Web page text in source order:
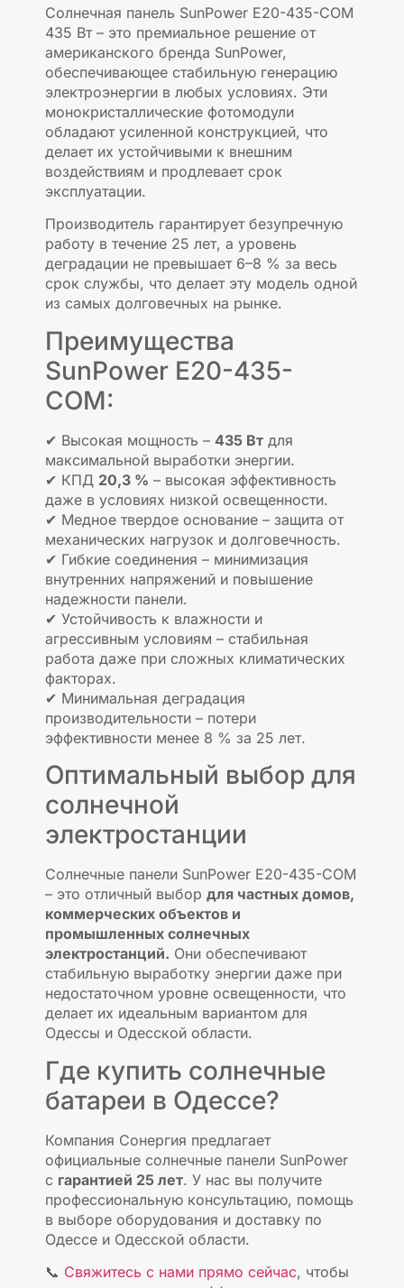
Солнечная панель SunPower E20-435-COM
435 Вт – это премиальное решение от
американского бренда SunPower,
обеспечивающее стабильную генерацию
электроэнергии в любых условиях. Эти
монокристаллические фотомодули
обладают усиленной конструкцией, что
делает их устойчивыми к внешним
воздействиям и продлевает срок
эксплуатации.
Производитель гарантирует безупречную
работу в течение 25 лет, а уровень
деградации не превышает 6–8 % за весь
срок службы, что делает эту модель одной
из самых долговечных на рынке.
Преимущества
SunPower E20-435-
COM:
✔ Высокая мощность – 435 Вт для
максимальной выработки энергии.
✔ КПД 20,3 % – высокая эффективность
даже в условиях низкой освещенности.
✔ Медное твердое основание – защита от
механических нагрузок и долговечность.
✔ Гибкие соединения – минимизация
внутренних напряжений и повышение
надежности панели.
✔ Устойчивость к влажности и
агрессивным условиям – стабильная
работа даже при сложных климатических
факторах.
✔ Минимальная деградация
производительности – потери
эффективности менее 8 % за 25 лет.
Оптимальный выбор для
солнечной
электростанции
Солнечные панели SunPower E20-435-COM
– это отличный выбор для частных домов,
коммерческих объектов и
промышленных солнечных
электростанций. Они обеспечивают
стабильную выработку энергии даже при
недостаточном уровне освещенности, что
делает их идеальным вариантом для
Одессы и Одесской области.
Где купить солнечные
батареи в Одессе?
Компания Сонергия предлагает
официальные солнечные панели SunPower
с гарантией 25 лет. У нас вы получите
профессиональную консультацию, помощь
в выборе оборудования и доставку по
Одессе и Одесской области.
📞 Свяжитесь с нами прямо сейчас, чтобы